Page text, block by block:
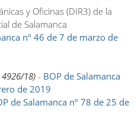
y Oficinas (DIR3) de la
de Salamanca
nº 46 de 7 de marzo de
18)- BOP de Salamanca
de 2019
de Salamanca nº 78 de 25 de